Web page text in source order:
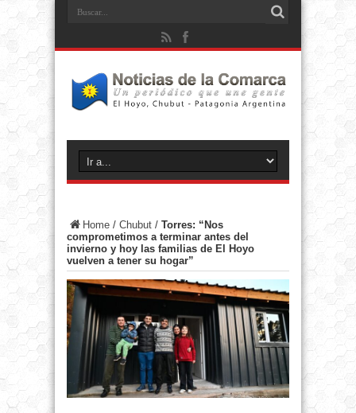
Home / Chubut / Torres: “Nos
comprometimos a terminar antes del
invierno y hoy las familias de El Hoyo
vuelven a tener su hogar”